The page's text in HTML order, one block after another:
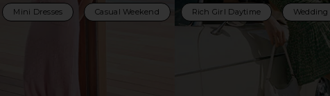
Mini Dresses Casual Weekend Rich Girl Daytime Wedding